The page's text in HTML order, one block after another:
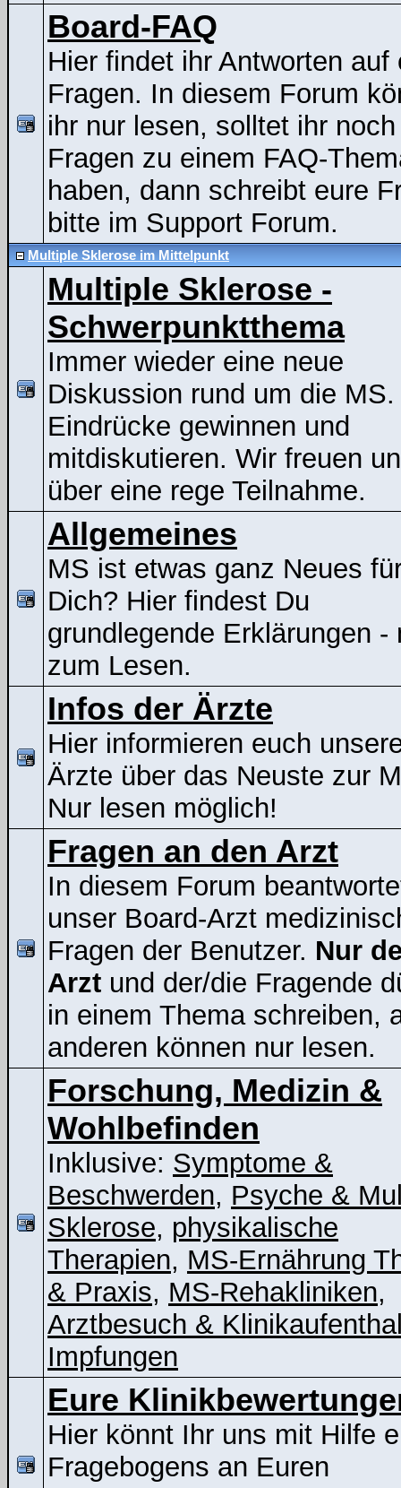
Board-FAQ
Hier findet ihr Antworten auf
Fragen. In diesem Forum
ihr nur lesen, solltet ihr noch
Fragen zu einem FAQ-
haben, dann schreibt eure
bitte im Support Forum.
Multiple Sklerose im Mittelpunkt
Multiple Sklerose -
Schwerpunktthema
Immer wieder eine neue
Diskussion rund um die MS.
Eindrücke gewinnen und
mitdiskutieren. Wir freuen
über eine rege Teilnahme.
Allgemeines
MS ist etwas ganz Neues
Dich? Hier findest Du
grundlegende Erklärungen -
zum Lesen.
Infos der Ärzte
Hier informieren euch
Ärzte über das Neuste zur
Nur lesen möglich!
Fragen an den Arzt
In diesem Forum
unser Board-Arzt
Fragen der Benutzer. Nur
Arzt und der/die Fragende
in einem Thema schreiben,
anderen können nur lesen.
Forschung, Medizin &
Wohlbefinden
Inklusive: Symptome &
Beschwerden, Psyche &
Sklerose, physikalische
Therapien, MS-Ernährung
& Praxis, MS-Rehakliniken,
Arztbesuch &
Impfungen
Eure
Hier könnt Ihr uns mit Hilfe
Fragebogens an Euren